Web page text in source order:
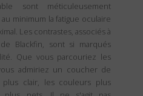
sont méticuleusement
minimum la fatigue oculaire
Les contrastes, associés à
Blackfin, sont si marqués
Que vous parcouriez les
admiriez un coucher de
clair, les couleurs plus